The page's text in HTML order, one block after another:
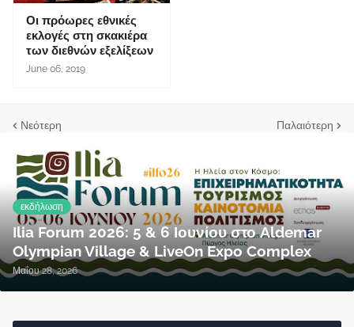
Οι πρόωρες εθνικές
εκλογές στη σκακιέρα
των διεθνών εξελίξεων
June 06, 2019
Νεότερη Παλαιότερη
εκδήλωση
Ilia Forum 2026: 5 & 6 Ιουνίου στο Aldemar
Olympian Village & LiveOn Expo Complex
Μαΐου 28, 2026